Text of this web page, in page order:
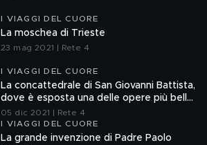
I VIAGGI DEL CUORE
La moschea di Trieste
23 mag 2021 | Rete 4
I VIAGGI DEL CUORE
La concattedrale di San Giovanni Battista,
dove è esposta una delle opere più belle
del Caravaggio
05 dic 2021 | Rete 4
I VIAGGI DEL CUORE
La grande invenzione di Padre Paolo